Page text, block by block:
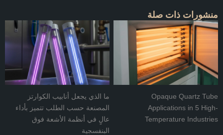
منشورات ذات صلة
Opaque Quartz Tube
Applications in 5 High-
Temperature Industries
ما الذي يجعل أنابيب الكوارتز
المصنعة حسب الطلب تتميز بأداء
عالٍ في أنظمة الأشعة فوق
البنفسجية